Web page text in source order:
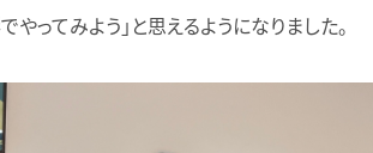
ってみよう」と思えるようになりました。